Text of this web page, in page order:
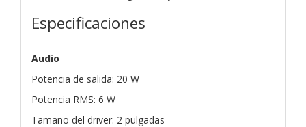
Especificaciones
Audio
Potencia de salida: 20 W
Potencia RMS: 6 W
Tamaño del driver: 2 pulgadas